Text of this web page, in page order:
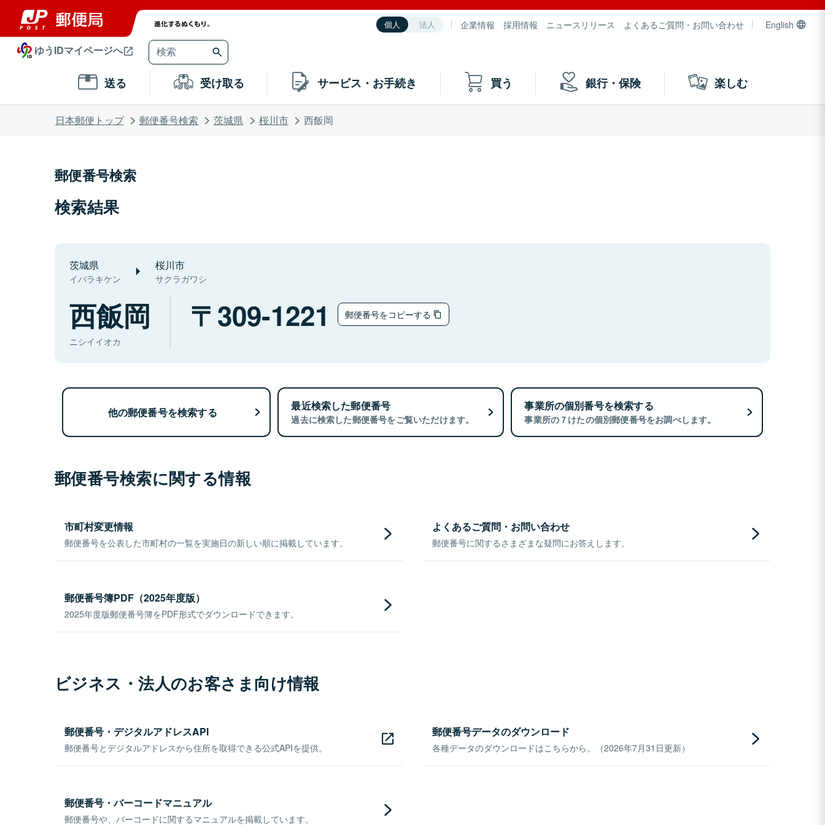
個人 法人 企業情報 採用情報 ニュースリリース よくあるご質問・お問い合わせ English
ゆうIDマイページへ
送る 受け取る サービス・お手続き 買う 銀行・保険 楽しむ
日本郵便トップ 郵便番号検索 茨城県 桜川市 西飯岡
郵便番号検索
検索結果
茨城県
イバラキケン
桜川市
サクラガワシ
西飯岡
ニシイイオカ
309-1221 郵便番号をコピーする
他の郵便番号を検索する 最近検索した郵便番号
過去に検索した郵便番号をご覧いただけます。
事業所の個別番号を検索する
事業所の７けたの個別郵便番号をお調べします。
郵便番号検索に関する情報
市町村変更情報
郵便番号を公表した市町村の一覧を実施日の新しい順に掲載しています。
よくあるご質問・お問い合わせ
郵便番号に関するさまざまな疑問にお答えします。
郵便番号簿PDF（2025年度版）
2025年度版郵便番号簿をPDF形式でダウンロードできます。
ビジネス・法人のお客さま向け情報
郵便番号・デジタルアドレスAPI
郵便番号とデジタルアドレスから住所を取得できる公式APIを提供。
郵便番号データのダウンロード
各種データのダウンロードはこちらから。（2026年7月31日更新）
郵便番号・バーコードマニュアル
郵便番号や、バーコードに関するマニュアルを掲載しています。